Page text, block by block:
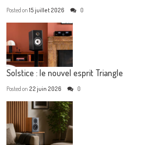
Posted on15 juillet 2026 0
Solstice : le nouvel esprit Triangle
Posted on 22 juin 2026 0